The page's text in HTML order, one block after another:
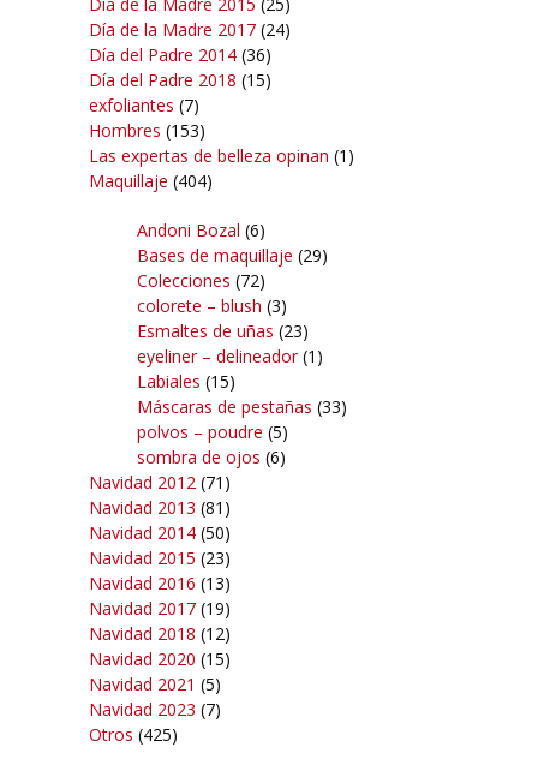
Día de la Madre 2015 (25)
Día de la Madre 2017 (24)
Día del Padre 2014 (36)
Día del Padre 2018 (15)
exfoliantes (7)
Hombres (153)
Las expertas de belleza opinan (1)
Maquillaje (404)
Andoni Bozal (6)
Bases de maquillaje (29)
Colecciones (72)
colorete – blush (3)
Esmaltes de uñas (23)
eyeliner – delineador(1)
Labiales (15)
Máscaras de pestañas (33)
polvos – poudre (5)
sombra de ojos (6)
Navidad 2012 (71)
Navidad 2013 (81)
Navidad 2014 (50)
Navidad 2015 (23)
Navidad 2016 (13)
Navidad 2017 (19)
Navidad 2018 (12)
Navidad 2020 (15)
Navidad 2021 (5)
Navidad 2023 (7)
Otros (425)